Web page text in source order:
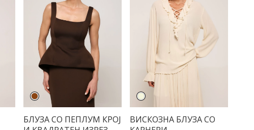
БЛУЗА СО ПЕПЛУМ КРОЈ
ВИСКОЗНА БЛУЗА СО